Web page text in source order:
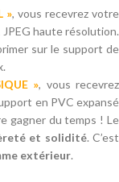
», vous recevrez votre
haute résolution.
sur le support de
», vous recevrez
en PVC expansé
gagner du temps ! Le
et solidité. C’est
extérieur.